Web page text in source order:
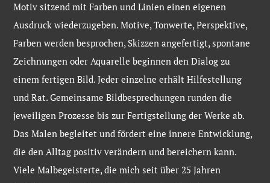
Motiv sitzend mit Farben und Linien einen eigenen
Ausdruck wiederzugeben. Motive, Tonwerte, Perspektive,
Farben werden besprochen, Skizzen angefertigt, spontane
Zeichnungen oder Aquarelle beginnen den Dialog zu
einem fertigen Bild. Jeder einzelne erhält Hilfestellung
und Rat. Gemeinsame Bildbesprechungen runden die
jeweiligen Prozesse bis zur Fertigstellung der Werke ab.
Das Malen begleitet und fördert eine innere Entwicklung,
die den Alltag positiv verändern und bereichern kann.
Viele Malbegeisterte, die mich seit über 25 Jahren